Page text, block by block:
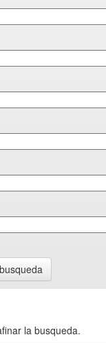
la busqueda.